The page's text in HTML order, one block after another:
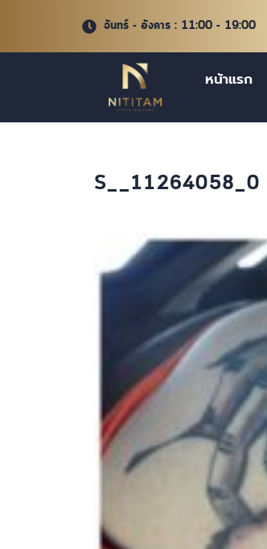
จันทร์ - อังคาร : 11:00 - 19:00
หน้าแรก
S__11264058_0